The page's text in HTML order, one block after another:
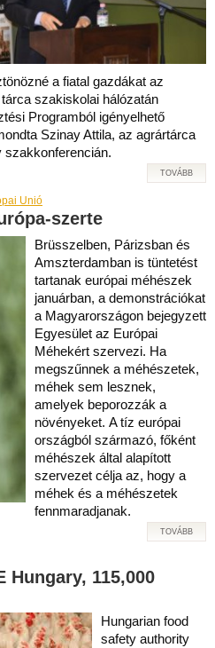
a fiatal gazdákat az
szakiskolai hálózatán
Programból igényelhető
Szinay Attila, az agrártárca
szakkonferencián.
TOVÁBB
Unió
szerte
Brüsszelben, Párizsban és
Amszterdamban is tüntetést
tartanak európai méhészek
januárban, a demonstrációkat
a Magyarországon bejegyzett
Egyesület az Európai
Méhekért szervezi. Ha
megszűnnek a méhészetek,
méhek sem lesznek,
amelyek beporozzák a
növényeket. A tíz európai
országból származó, főként
méhészek által alapított
szervezet célja az, hogy a
méhek és a méhészetek
fennmaradjanak.
TOVÁBB
115,000
Hungarian food
safety authority